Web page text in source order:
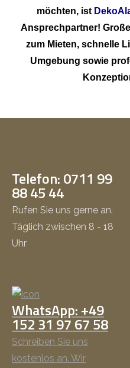
möchten, ist
Ansprechpartner!
zum Mieten, schnelle
Umgebung sowie
Telefon: 0711 99
88 45 44
Rufen Sie uns gerne an.
Täglich zwischen 8 - 18
Uhr
WhatsApp: +49
152 31 97 67 58
Schreiben Sie uns
kostenlos an. Wir